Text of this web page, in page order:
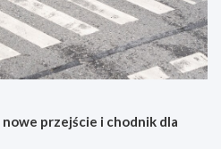
przejście i chodnik dla